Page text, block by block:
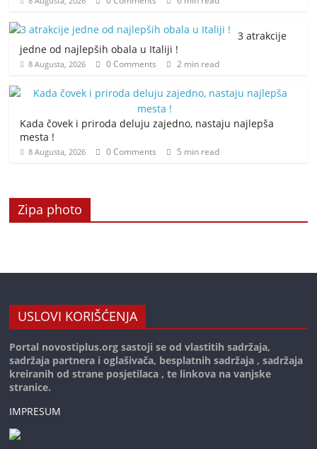
3 atrakcije
jedne od najlepših obala u Italiji !
8 Augusta, 2026 0 Comments 2 min read
Kada čovek i priroda deluju zajedno, nastaju najlepša
mesta !
8 Augusta, 2026 0 Comments 5 min read
Zipa photo
USLOVI KORIŠĆENJA
Portal novostiplus.org sastoji se od vlastitih sadržaja,
sadržaja partnera i oglašivača, besplatnih sadržaja , sadržaja
kreiranih od strane posjetilaca , te linkova na vanjske
stranice.
IMPRESUM